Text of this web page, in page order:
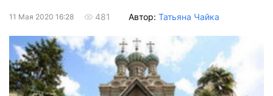
11 Мая 2020 16:28 481 Автор: Татьяна Чайка